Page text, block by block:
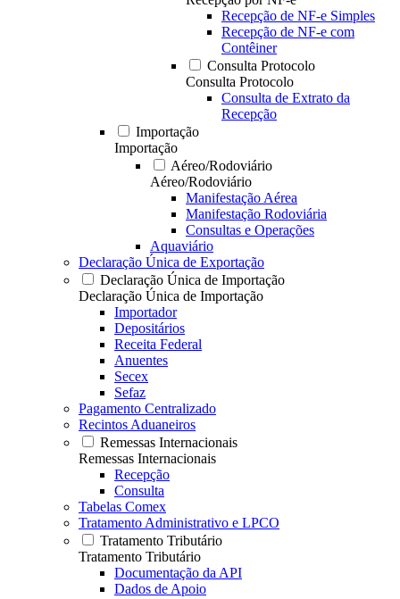
Recepção de NF-e Simples
Recepção de NF-e com
Contêiner
Consulta Protocolo
Consulta Protocolo
Consulta de Extrato da
Recepção
Importação
Importação
Aéreo/Rodoviário
Aéreo/Rodoviário
Manifestação Aérea
Manifestação Rodoviária
Consultas e Operações
Aquaviário
Declaração Única de Exportação
Declaração Única de Importação
Declaração Única de Importação
Importador
Depositários
Receita Federal
Anuentes
Secex
Sefaz
Pagamento Centralizado
Recintos Aduaneiros
Remessas Internacionais
Remessas Internacionais
Recepção
Consulta
Tabelas Comex
Tratamento Administrativo e LPCO
Tratamento Tributário
Tratamento Tributário
Documentação da API
Dados de Apoio